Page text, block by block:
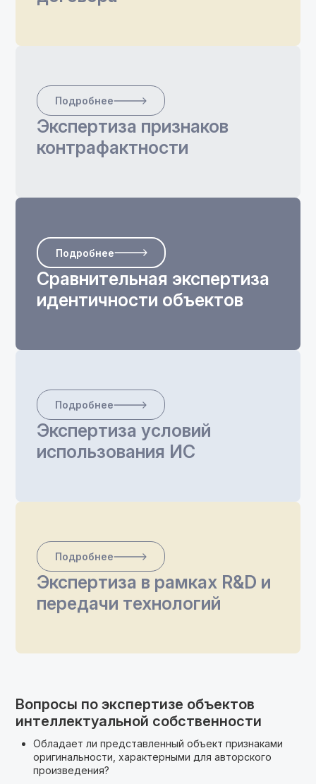
Подробнее
Экспертиза признаков
контрафактности
Подробнее
Сравнительная экспертиза
идентичности объектов
Подробнее
Экспертиза условий
использования ИС
Подробнее
Экспертиза в рамках R&D и
передачи технологий
Вопросы по экспертизе объектов
интеллектуальной собственности
Обладает ли представленный объект признаками
оригинальности, характерными для авторского
произведения?